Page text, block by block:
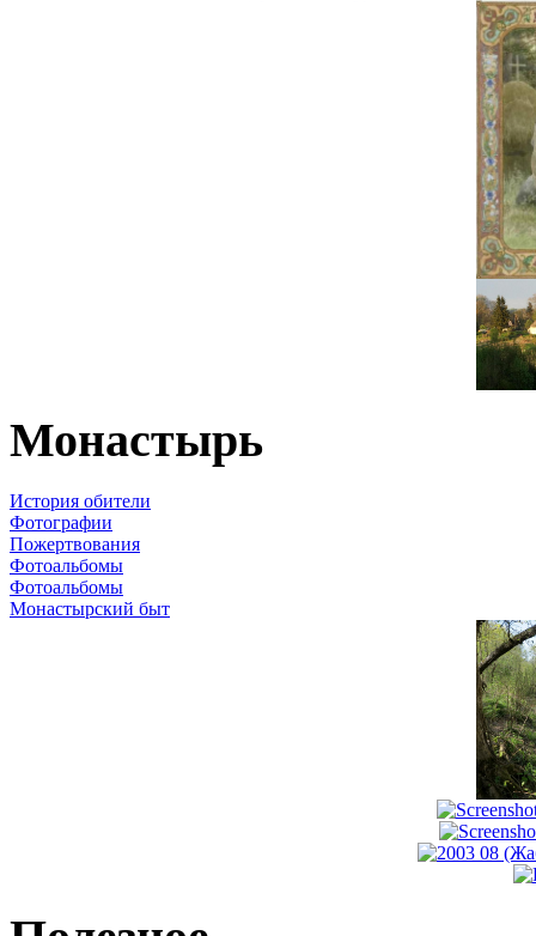
Монастырь
История обители
Фотографии
Пожертвования
Фотоальбомы
Фотоальбомы
Монастырский быт